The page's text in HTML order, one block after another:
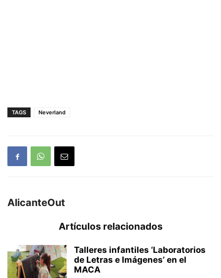
TAGS Neverland
AlicanteOut
Artículos relacionados
Talleres infantiles ‘Laboratorios
de Letras e Imágenes’ en el
MACA